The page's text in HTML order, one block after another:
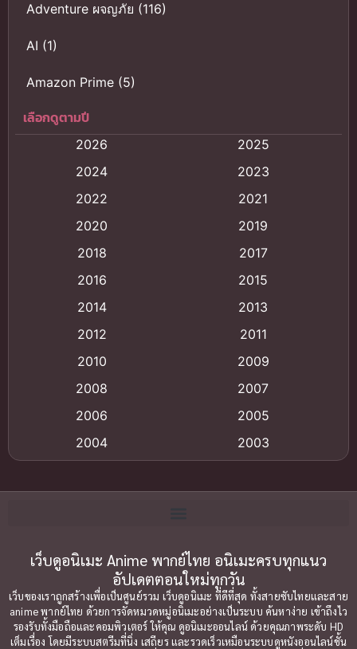
Adventure ผจญภัย (116)
AI (1)
Amazon Prime (5)
Anal (ประตูหลัง)
Animation การ์ตูน
Animation อนิเมะ
Animation แอนิเมชัน
(9)
Big tits (นมใหญ่)
Bitch (ผู้หญิงร่าน)
Bondage (ทาส)(1)
Censored (เซ็นเซอร์)(19)
Comedy (ตลก)(79)
เลือกดูตามปี
2026
2025
2024
2023
2022
2021
2020
2019
2018
2017
2016
2015
2014
2013
2012
2011
2010
2009
2008
2007
2006
2005
2004
2003
2000
1999
1996
1990
1989
1988
1987
1985
เว็บดูอนิเมะ Anime พากย์ไทย อนิเมะครบทุกแนว
อัปเดตตอนใหม่ทุกวัน
เว็บของเราถูกสร้างเพื่อเป็นศูนย์รวม เว็บดูอนิเมะ ที่ดีที่สุด ทั้งสายซับไทยและสาย
anime พากย์ไทย ด้วยการจัดหมวดหมู่อนิเมะอย่างเป็นระบบ ค้นหาง่าย เข้าถึงไว
รองรับทั้งมือถือและคอมพิวเตอร์ ให้คุณ ดูอนิเมะออนไลน์ ด้วยคุณภาพระดับ HD
เต็มเรื่อง โดยมีระบบสตรีมที่นิ่ง เสถียร และรวดเร็วเหมือนระบบดูหนังออนไลน์ชั้น